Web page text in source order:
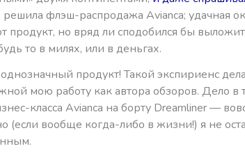
решила флэш-распродажа Avianca; удачная
продукт, но вряд ли сподобился бы
то в милях, или в деньгах.
продукт! Такой экспириенс
мою работу как автора обзоров. Дело в
класса Avianca на борту Dreamliner —
(если вообще когда-либо в жизни!) я не